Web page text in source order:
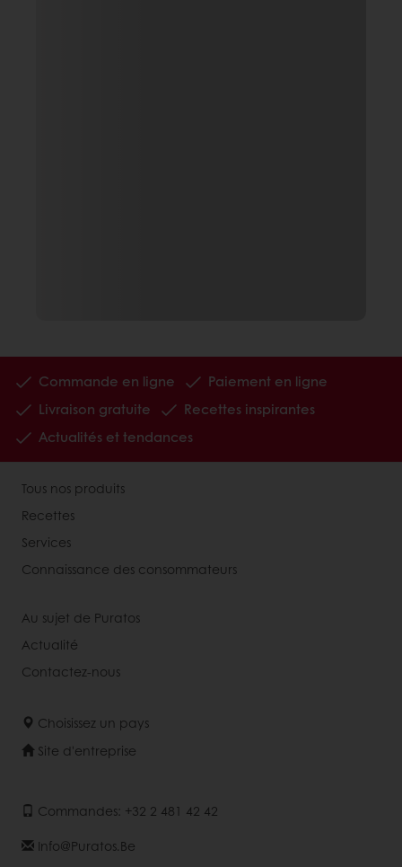
Commande en ligne
Paiement en ligne
Livraison gratuite
Recettes inspirantes
Actualités et tendances
Tous nos produits
Recettes
Services
Connaissance des consommateurs
Au sujet de Puratos
Actualité
Contactez-nous
Choisissez un pays
Site d'entreprise
Commandes: +32 2 481 42 42
Info@puratos.be